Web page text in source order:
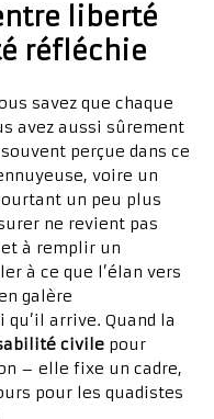
liberté
réfléchie
savez que chaque
avez aussi sûrement
perçue dans ce
voire un
un peu plus
ne revient pas
à remplir un
à ce que l’élan vers
galère
arrive. Quand la
civile pour
– elle fixe un cadre,
pour les quadistes